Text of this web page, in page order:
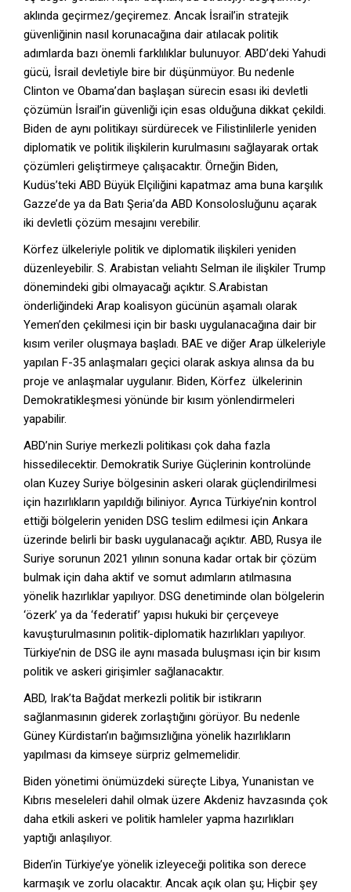
aklında geçirmez/geçiremez. Ancak İsrail’in stratejik
güvenliğinin nasıl korunacağına dair atılacak politik
adımlarda bazı önemli farklılıklar bulunuyor. ABD’deki Yahudi
gücü, İsrail devletiyle bire bir düşünmüyor. Bu nedenle
Clinton ve Obama’dan başlaşan sürecin esası iki devletli
çözümün İsrail’in güvenliği için esas olduğuna dikkat çekildi.
Biden de aynı politikayı sürdürecek ve Filistinlilerle yeniden
diplomatik ve politik ilişkilerin kurulmasını sağlayarak ortak
çözümleri geliştirmeye çalışacaktır. Örneğin Biden,
Kudüs’teki ABD Büyük Elçiliğini kapatmaz ama buna karşılık
Gazze’de ya da Batı Şeria’da ABD Konsolosluğunu açarak
iki devletli çözüm mesajını verebilir.
Körfez ülkeleriyle politik ve diplomatik ilişkileri yeniden
düzenleyebilir. S. Arabistan veliahtı Selman ile ilişkiler Trump
dönemindeki gibi olmayacağı açıktır. S.Arabistan
önderliğindeki Arap koalisyon gücünün aşamalı olarak
Yemen’den çekilmesi için bir baskı uygulanacağına dair bir
kısım veriler oluşmaya başladı. BAE ve diğer Arap ülkeleriyle
yapılan F-35 anlaşmaları geçici olarak askıya alınsa da bu
proje ve anlaşmalar uygulanır. Biden, Körfez ülkelerinin
Demokratikleşmesi yönünde bir kısım yönlendirmeleri
yapabilir.
ABD’nin Suriye merkezli politikası çok daha fazla
hissedilecektir. Demokratik Suriye Güçlerinin kontrolünde
olan Kuzey Suriye bölgesinin askeri olarak güçlendirilmesi
için hazırlıkların yapıldığı biliniyor. Ayrıca Türkiye’nin kontrol
ettiği bölgelerin yeniden DSG teslim edilmesi için Ankara
üzerinde belirli bir baskı uygulanacağı açıktır. ABD, Rusya ile
Suriye sorunun 2021 yılının sonuna kadar ortak bir çözüm
bulmak için daha aktif ve somut adımların atılmasına
yönelik hazırlıklar yapılıyor. DSG denetiminde olan bölgelerin
‘özerk’ ya da ‘federatif’ yapısı hukuki bir çerçeveye
kavuşturulmasının politik-diplomatik hazırlıkları yapılıyor.
Türkiye’nin de DSG ile aynı masada buluşması için bir kısım
politik ve askeri girişimler sağlanacaktır.
ABD, Irak’ta Bağdat merkezli politik bir istikrarın
sağlanmasının giderek zorlaştığını görüyor. Bu nedenle
Güney Kürdistan’ın bağımsızlığına yönelik hazırlıkların
yapılması da kimseye sürpriz gelmemelidir.
Biden yönetimi önümüzdeki süreçte Libya, Yunanistan ve
Kıbrıs meseleleri dahil olmak üzere Akdeniz havzasında çok
daha etkili askeri ve politik hamleler yapma hazırlıkları
yaptığı anlaşılıyor.
Biden’in Türkiye’ye yönelik izleyeceği politika son derece
karmaşık ve zorlu olacaktır. Ancak açık olan şu; Hiçbir şey